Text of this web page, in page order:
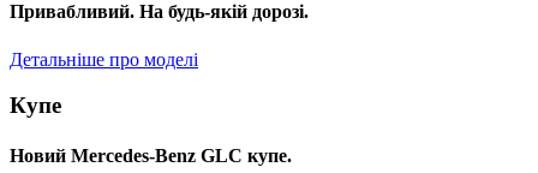
Привабливий. На будь-якій дорозі.
Детальніше про моделі
Купе
Новий Mercedes-Benz GLС купе.